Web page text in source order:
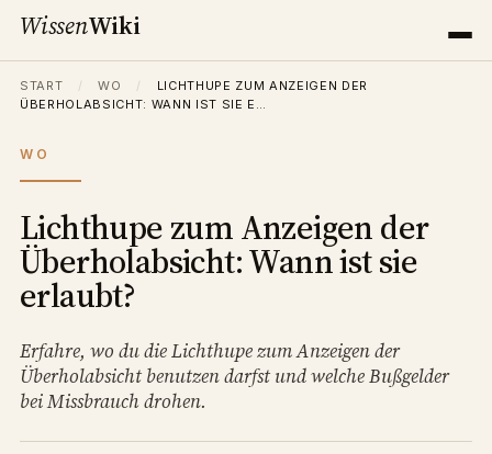
WissenWiki
START / WO /
LICHTHUPE ZUM ANZEIGEN DER
ÜBERHOLABSICHT: WANN IST SIE E…
WO
Lichthupe zum Anzeigen der
Überholabsicht: Wann ist sie
erlaubt?
Erfahre, wo du die Lichthupe zum Anzeigen der
Überholabsicht benutzen darfst und welche Bußgelder
bei Missbrauch drohen.